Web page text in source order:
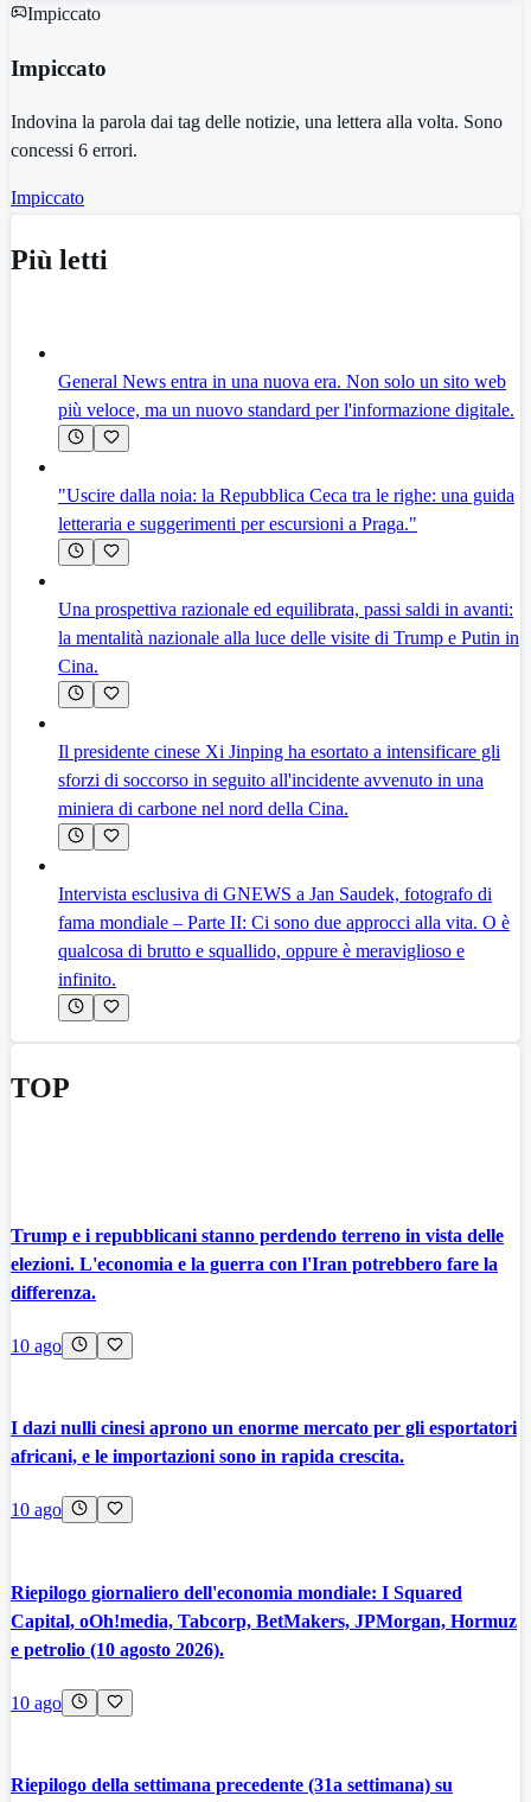
Impiccato
Impiccato
Indovina la parola dai tag delle notizie, una lettera alla volta. Sono
concessi 6 errori.
Impiccato
Più letti
General News entra in una nuova era. Non solo un sito web
più veloce, ma un nuovo standard per l'informazione digitale.
"Uscire dalla noia: la Repubblica Ceca tra le righe: una guida
letteraria e suggerimenti per escursioni a Praga."
Una prospettiva razionale ed equilibrata, passi saldi in avanti:
la mentalità nazionale alla luce delle visite di Trump e Putin in
Cina.
Il presidente cinese Xi Jinping ha esortato a intensificare gli
sforzi di soccorso in seguito all'incidente avvenuto in una
miniera di carbone nel nord della Cina.
Intervista esclusiva di GNEWS a Jan Saudek, fotografo di
fama mondiale – Parte II: Ci sono due approcci alla vita. O è
qualcosa di brutto e squallido, oppure è meraviglioso e
infinito.
TOP
Trump e i repubblicani stanno perdendo terreno in vista delle
elezioni. L'economia e la guerra con l'Iran potrebbero fare la
differenza.
10 ago
I dazi nulli cinesi aprono un enorme mercato per gli esportatori
africani, e le importazioni sono in rapida crescita.
10 ago
Riepilogo giornaliero dell'economia mondiale: I Squared
Capital, oOh!media, Tabcorp, BetMakers, JPMorgan, Hormuz
e petrolio (10 agosto 2026).
10 ago
Riepilogo della settimana precedente (31a settimana) su